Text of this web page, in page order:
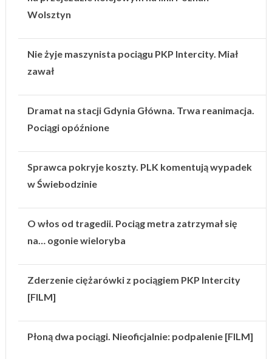
Wolsztyn
Nie żyje maszynista pociągu PKP Intercity. Miał
zawał
Dramat na stacji Gdynia Główna. Trwa reanimacja.
Pociągi opóźnione
Sprawca pokryje koszty. PLK komentują wypadek
w Świebodzinie
O włos od tragedii. Pociąg metra zatrzymał się
na… ogonie wieloryba
Zderzenie ciężarówki z pociągiem PKP Intercity
[FILM]
Płoną dwa pociągi. Nieoficjalnie: podpalenie [FILM]